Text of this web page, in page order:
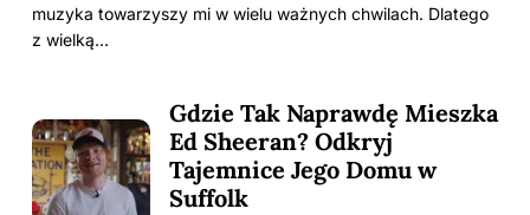
muzyka towarzyszy mi w wielu ważnych chwilach. Dlatego
z wielką…
Gdzie Tak Naprawdę Mieszka
Ed Sheeran? Odkryj
Tajemnice Jego Domu w
Suffolk